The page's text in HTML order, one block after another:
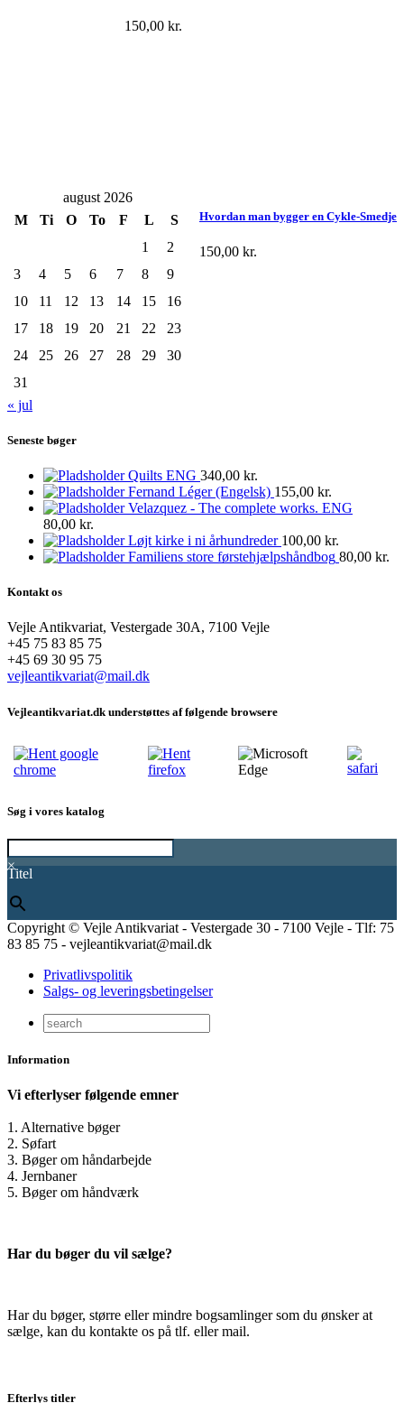
150,00 kr.
Hvordan man bygger en Cykle-Smedje
150,00 kr.
august 2026
M
Ti O To F L
S
1
2
3
4 5 6 7 8
9
10
11 12 13 14 15
16
17
18 19 20 21 22
23
24
25 26 27 28 29
30
31
« jul
Seneste bøger
Quilts ENG 340,00 kr.
Fernand Léger (Engelsk) 155,00 kr.
Velazquez - The complete works. ENG
80,00 kr.
Løjt kirke i ni århundreder 100,00 kr.
Familiens store førstehjælpshåndbog 80,00 kr.
Kontakt os
Vejle Antikvariat, Vestergade 30A, 7100 Vejle
+45 75 83 85 75
+45 69 30 95 75
vejleantikvariat@mail.dk
Vejleantikvariat.dk understøttes af følgende browsere
Søg i vores katalog
×
Titel
Copyright © Vejle Antikvariat - Vestergade 30 - 7100 Vejle - Tlf: 75
83 85 75 - vejleantikvariat@mail.dk
Privatlivspolitik
Salgs- og leveringsbetingelser
Information
Vi efterlyser følgende emner
1. Alternative bøger
2. Søfart
3. Bøger om håndarbejde
4. Jernbaner
5. Bøger om håndværk
Har du bøger du vil sælge?
Har du bøger, større eller mindre bogsamlinger som du ønsker at
sælge, kan du kontakte os på tlf. eller mail.
Efterlys titler